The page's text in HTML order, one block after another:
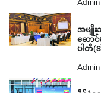
Admin
Popular News